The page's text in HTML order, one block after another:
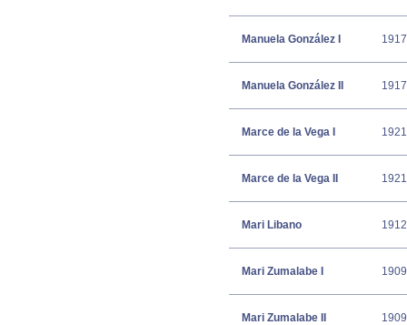
Manuela González I
Manuela González II
Marce de la Vega I
Marce de la Vega II
Mari Libano
Mari Zumalabe I
Mari Zumalabe II